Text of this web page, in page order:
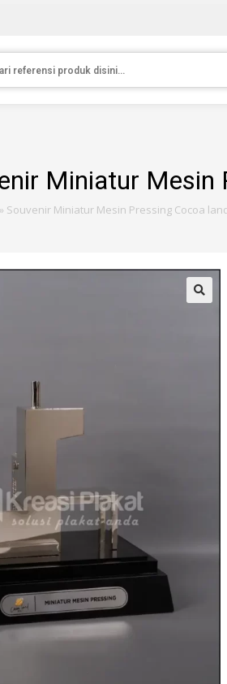
Miniatur Mesin
» Souvenir Miniatur Mesin Pressing Cocoa